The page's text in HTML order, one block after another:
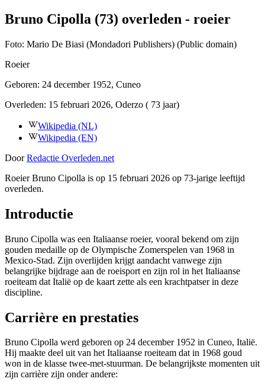
Bruno Cipolla (73) overleden - roeier
Foto: Mario De Biasi (Mondadori Publishers) (Public domain)
Roeier
Geboren: 24 december 1952, Cuneo
Overleden: 15 februari 2026, Oderzo ( 73 jaar)
Wikipedia (NL)
Wikipedia (EN)
Door Redactie Overleden.net
Roeier Bruno Cipolla is op 15 februari 2026 op 73-jarige leeftijd
overleden.
Introductie
Bruno Cipolla was een Italiaanse roeier, vooral bekend om zijn
gouden medaille op de Olympische Zomerspelen van 1968 in
Mexico-Stad. Zijn overlijden krijgt aandacht vanwege zijn
belangrijke bijdrage aan de roeisport en zijn rol in het Italiaanse
roeiteam dat Italië op de kaart zette als een krachtpatser in deze
discipline.
Carrière en prestaties
Bruno Cipolla werd geboren op 24 december 1952 in Cuneo, Italië.
Hij maakte deel uit van het Italiaanse roeiteam dat in 1968 goud
won in de klasse twee-met-stuurman. De belangrijkste momenten uit
zijn carrière zijn onder andere: